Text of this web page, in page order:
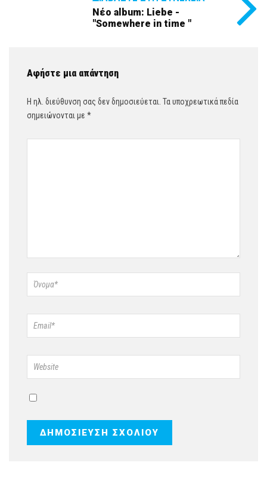
Νέο album: Liebe -
"Somewhere in time "
Αφήστε μια απάντηση
Η ηλ. διεύθυνση σας δεν δημοσιεύεται. Τα υποχρεωτικά πεδία
σημειώνονται με *